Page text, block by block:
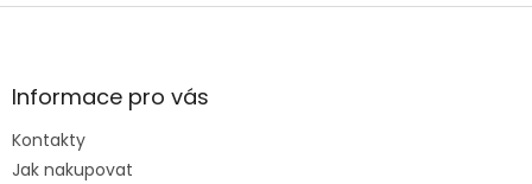
Z
aInformace pro vás
Kontakty
Jak nakupovat